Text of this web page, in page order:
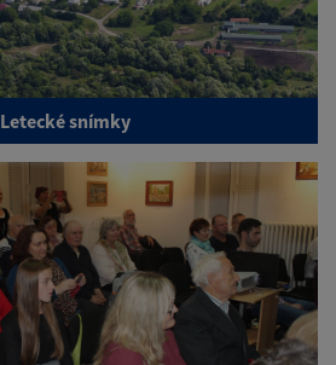
Letecké snímky